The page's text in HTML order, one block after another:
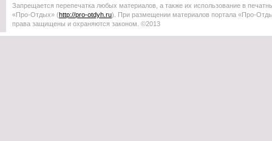
Запрещается перепечатка любых материалов, а также их использование в
«Про-Отдых» (http://pro-otdyh .ru). При размещении материалов портала «Про-
права защищены и охраняются законом. ©2013